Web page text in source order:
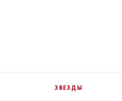
ЗВЕЗДЫ